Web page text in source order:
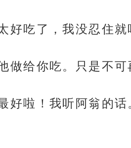
好吃了，我没忍住就
做给你吃。只是不可
好啦！我听阿翁的话